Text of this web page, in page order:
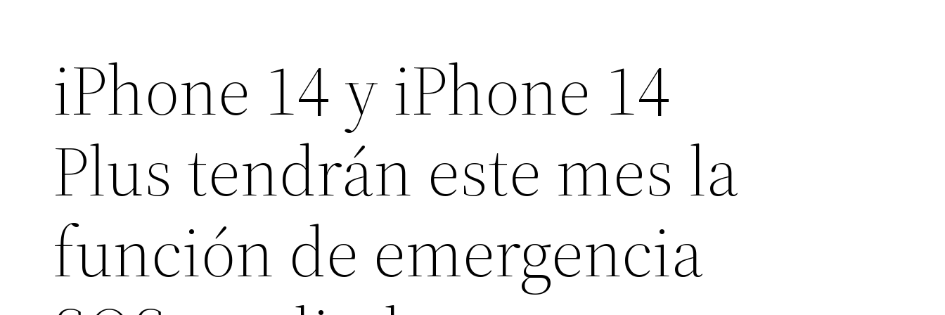
iPhone 14 y iPhone 14
Plus tendrán este mes la
función de emergencia